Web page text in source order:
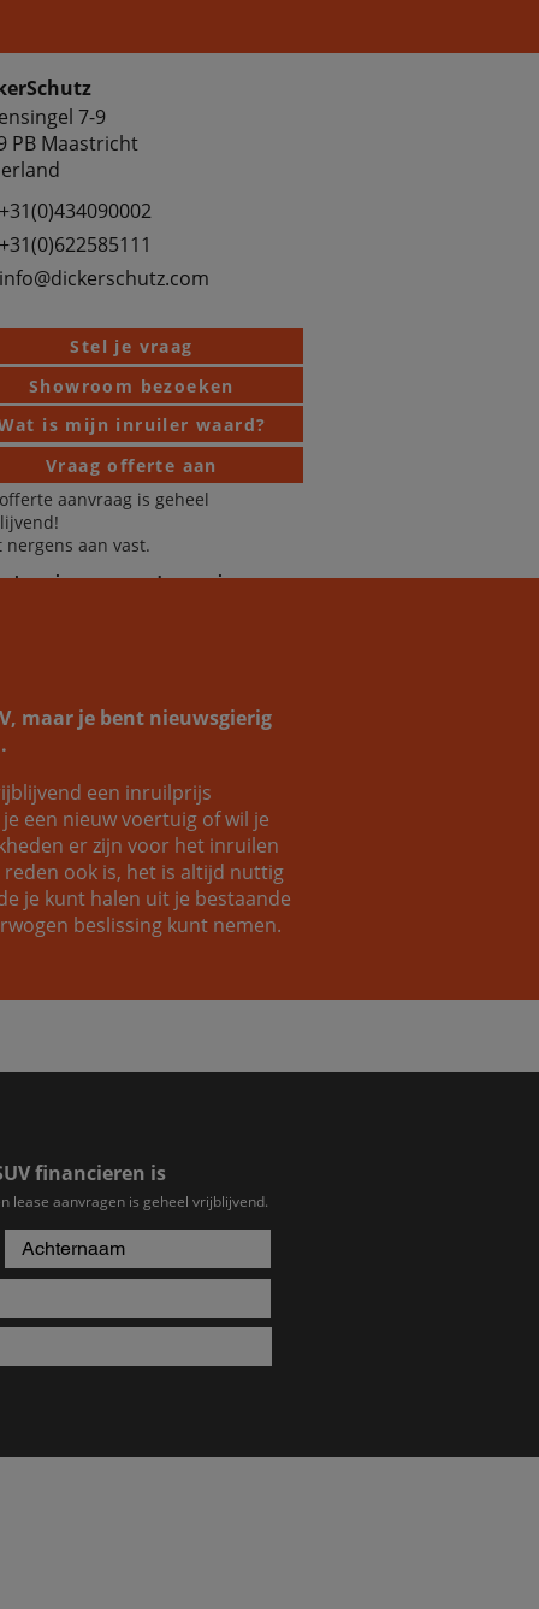
7-9
PB Maastricht
+31(0)434090002
+31(0)622585111
info@dickerschutz.com
Stel je vraag
Showroom bezoeken
is mijn inruiler waard?
Vraag offerte aan
aanvraag is geheel
nergens aan vast.
je graag verder aan jouw
Coen Luc
maar je bent nieuwsgierig
een inruilprijs
een nieuw voertuig of wil je
er zijn voor het inruilen
ook is, het is altijd nuttig
je kunt halen uit je bestaande
beslissing kunt nemen.
financieren is
lease aanvragen is geheel vrijblijvend.